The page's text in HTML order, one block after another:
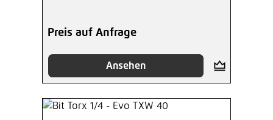
Preis auf Anfrage
Ansehen